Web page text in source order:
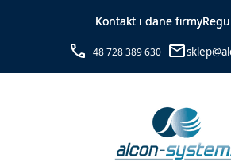
Kontakt i dane firmy
+48 728 389 630